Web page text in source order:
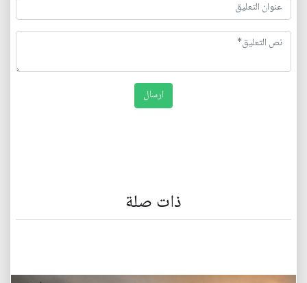
ذات صلة